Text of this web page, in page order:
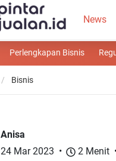
News
Perlengkapan Bisnis
Bisnis
Anisa
24 Mar 2023
2 Menit